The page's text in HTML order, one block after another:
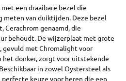
een draaibare bezel die
meten van duiktijden. Deze bezel
Cerachrom genaamd, die
behoudt. De wijzerplaat met grote
gevuld met Chromalight voor
het donker, zorgt voor uitstekende
in zowel Oystersteel als
perfecte keuze voor heren die een